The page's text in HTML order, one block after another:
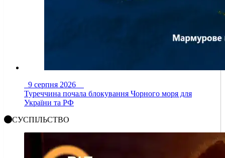
9 серпня 2026
Туреччина почала блокування Чорного моря для
України та РФ
СУСПІЛЬСТВО